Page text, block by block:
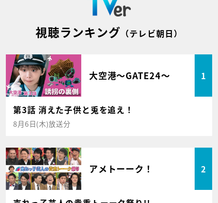
視聴ランキング （テレビ朝日）
大空港～GATE24～ 1
第3話 消えた子供と兎を追え！
8月6日(木)放送分
アメトーーク！ 2